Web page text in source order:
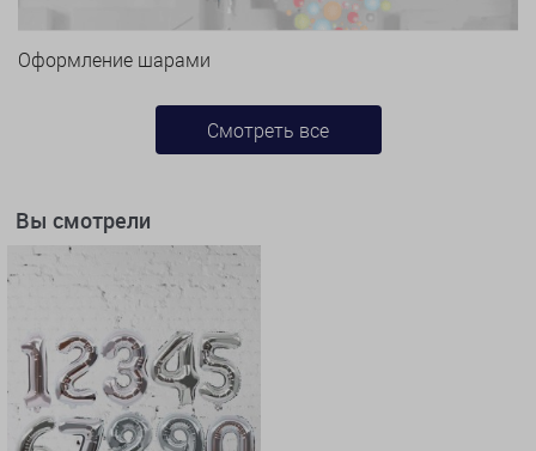
Оформление шарами
Смотреть все
Вы смотрели